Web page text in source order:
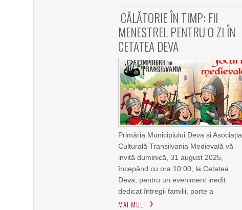
CĂLĂTORIE ÎN TIMP: FII
MENESTREL PENTRU O ZI ÎN
CETATEA DEVA
Primăria Municipiului Deva și Asociația
Culturală Transilvania Medievală vă
invită duminică, 31 august 2025,
începând cu ora 10:00, la Cetatea
Deva, pentru un eveniment inedit
dedicat întregii familii, parte a
MAI MULT